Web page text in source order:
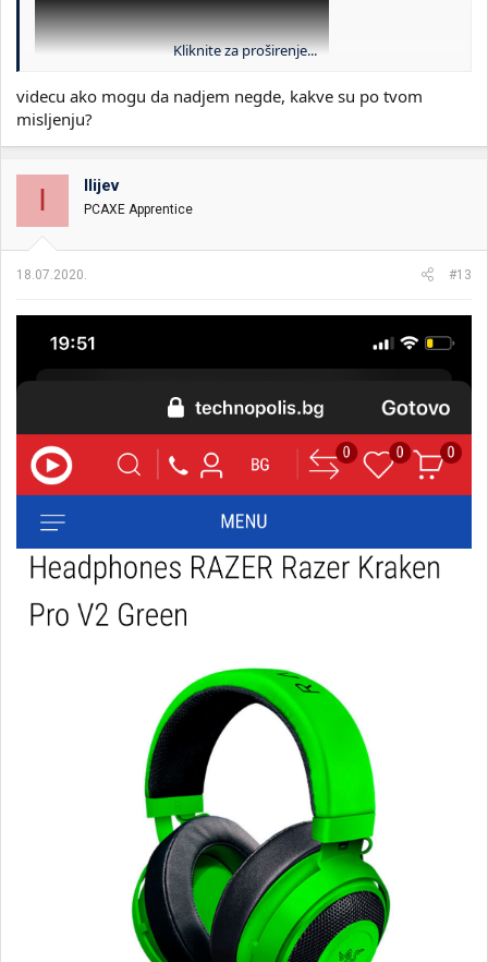
Kliknite za proširenje...
videcu ako mogu da nadjem negde, kakve su po tvom
misljenju?
I Ilijev
PCAXE Apprentice
18.07.2020. #13